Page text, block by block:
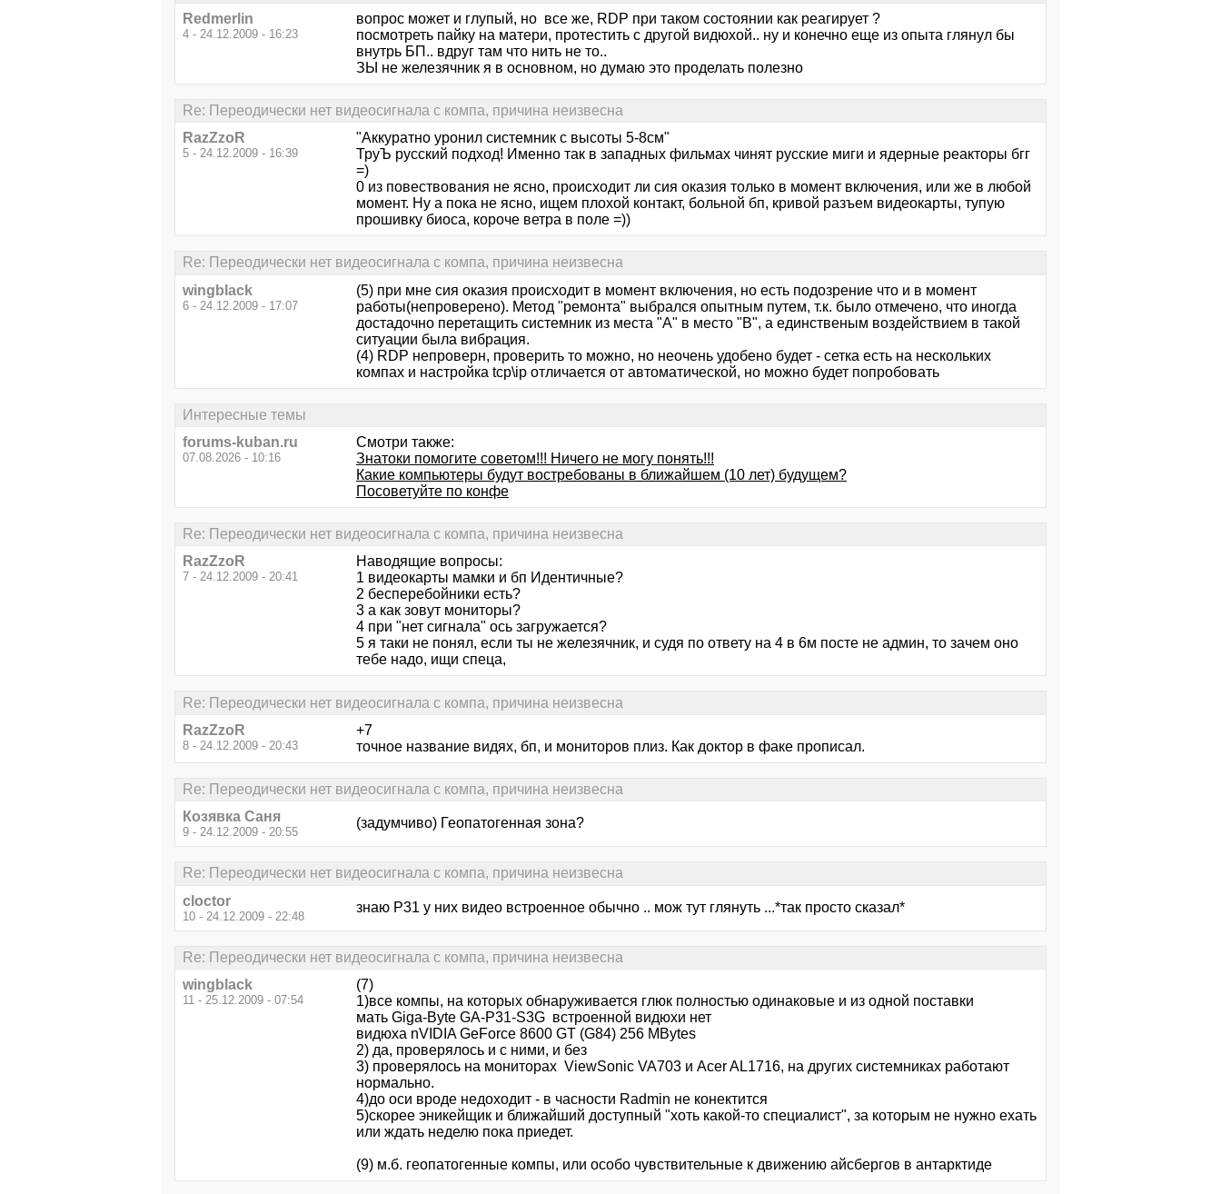
Redmerlin
4 - 24.12.2009 - 16:23
вопрос может и глупый, но все же, RDP при таком состоянии как реагирует ?
посмотреть пайку на матери, протестить с другой видюхой.. ну и конечно еще из опыта глянул бы
внутрь БП.. вдруг там что нить не то..
ЗЫ не железячник я в основном, но думаю это проделать полезно
Re: Переодически нет видеосигнала с компа, причина неизвесна
RazZzoR
5 - 24.12.2009 - 16:39
"Аккуратно уронил системник с высоты 5-8см"
ТруЪ русский подход! Именно так в западных фильмах чинят русские миги и ядерные реакторы бгг
=)
0 из повествования не ясно, происходит ли сия оказия только в момент включения, или же в любой
момент. Ну а пока не ясно, ищем плохой контакт, больной бп, кривой разъем видеокарты, тупую
прошивку биоса, короче ветра в поле =))
Re: Переодически нет видеосигнала с компа, причина неизвесна
wingblack
6 - 24.12.2009 - 17:07
(5) при мне сия оказия происходит в момент включения, но есть подозрение что и в момент
работы(непроверено). Метод "ремонта" выбрался опытным путем, т.к. было отмечено, что иногда
достадочно перетащить системник из места "A" в место "B", а единственым воздействием в такой
ситуации была вибрация.
(4) RDP непроверн, проверить то можно, но неочень удобено будет - сетка есть на нескольких
компах и настройка tcp\ip отличается от автоматической, но можно будет попробовать
Интересные темы
forums-kuban.ru
07.08.2026 - 10:16
Смотри также:
Знатоки помогите советом!!! Ничего не могу понять!!!
Какие компьютеры будут востребованы в ближайшем (10 лет) будущем?
Посоветуйте по конфе
Re: Переодически нет видеосигнала с компа, причина неизвесна
RazZzoR
7 - 24.12.2009 - 20:41
Наводящие вопросы:
1 видеокарты мамки и бп Идентичные?
2 бесперебойники есть?
3 а как зовут мониторы?
4 при "нет сигнала" ось загружается?
5 я таки не понял, если ты не железячник, и судя по ответу на 4 в 6м посте не админ, то зачем оно
тебе надо, ищи спеца,
Re: Переодически нет видеосигнала с компа, причина неизвесна
RazZzoR
8 - 24.12.2009 - 20:43
+7
точное название видях, бп, и мониторов плиз. Как доктор в факе прописал.
Re: Переодически нет видеосигнала с компа, причина неизвесна
Козявка Саня
9 - 24.12.2009 - 20:55
(задумчиво) Геопатогенная зона?
Re: Переодически нет видеосигнала с компа, причина неизвесна
cloctor
10 - 24.12.2009 - 22:48
знаю Р31 у них видео встроенное обычно .. мож тут глянуть ...*так просто сказал*
Re: Переодически нет видеосигнала с компа, причина неизвесна
wingblack
11 - 25.12.2009 - 07:54
(7)
1)все компы, на которых обнаруживается глюк полностью одинаковые и из одной поставки
мать Giga-Byte GA-P31-S3G встроенной видюхи нет
видюха nVIDIA GeForce 8600 GT (G84) 256 MBytes
2) да, проверялось и с ними, и без
3) проверялось на мониторах ViewSonic VA703 и Acer AL1716, на других системниках работают
нормально.
4)до оси вроде недоходит - в часности Radmin не конектится
5)скорее эникейщик и ближайший доступный "хоть какой-то специалист", за которым не нужно ехать
или ждать неделю пока приедет.
(9) м.б. геопатогенные компы, или особо чувствительные к движению айсбергов в антарктиде